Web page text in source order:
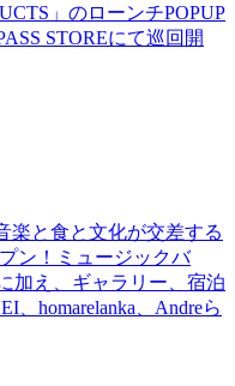
」のローンチPOPUP
STOREにて巡回開
楽と⾷と⽂化が交差する
ン！ミュージックバ
加え、ギャラリー、宿泊
homarelanka、Andreら